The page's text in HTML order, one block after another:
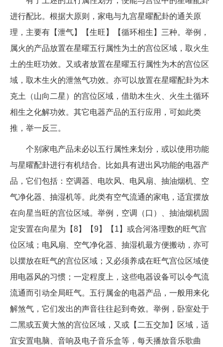
进行配比。根据大原则，家电与九宫星曜配卦的通关原
理，主要有【泄气】【生旺】【循环相生】三种。举例，
属火的产品放置在星曜五行属性为土的宫位区域，取火生
土的生旺功效。又或者放置在星曜五行属性为木的宫位区
域，取木生火的泄煞气功效。亦可以放置在星曜配卦为木
克土（山向二星）的宫位区域，借助木生火、火生土循环
相生之化解功效。其它电器产品的五行应用，可如此类
推，举一反三。
个别家电产品未必以五行属性来划分，或以使用功能
与星曜配卦进行有机结合。比如具有进出风功能的电器产
品，它们包括：空调器、电吹风、电风扇、抽油烟机、空
气净化器、抽湿机等。此类有空气流通的家电，适宜摆放
在向星当旺的宫位区域。举例，空调（口）、抽油烟机固
定安置在向星为【8】【9】【1】或合河洛理数的旺气宫
位区域；电风扇、空气净化器、抽湿机最方便搬动，亦可
以摆放在旺气的宫位区域；又必须养成在旺气宫位区域使
用电器风的习惯；一定程度上，这些电器设备可以令气流
流通而引动全局旺气。五行属金的电器产品，一般用来化
解煞气，它们发出的声音往往起到奇效。举例，卧室处于
二黑或五黄大煞的宫位区域，又或【二五交加】区域，适
宜安置电脑、音响及电子音乐盒等，每天播放音乐歌曲